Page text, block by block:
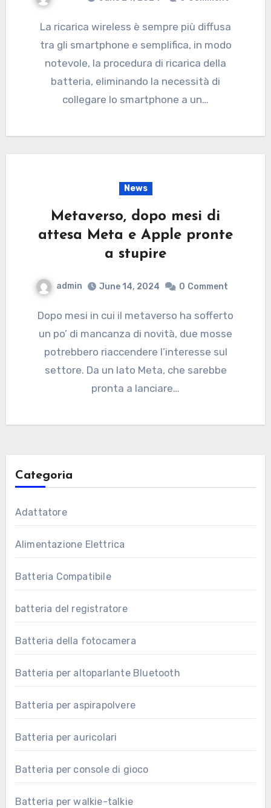
La ricarica wireless è sempre più diffusa
tra gli smartphone e semplifica, in modo
notevole, la procedura di ricarica della
batteria, eliminando la necessità di
collegare lo smartphone a un…
News
Metaverso, dopo mesi di
attesa Meta e Apple pronte
a stupire
admin June 14, 2024 0 Comment
Dopo mesi in cui il metaverso ha sofferto
un po’ di mancanza di novità, due mosse
potrebbero riaccendere l’interesse sul
settore. Da un lato Meta, che sarebbe
pronta a lanciare…
Categoria
Adattatore
Alimentazione Elettrica
Batteria Compatibile
batteria del registratore
Batteria della fotocamera
Batteria per altoparlante Bluetooth
Batteria per aspirapolvere
Batteria per auricolari
Batteria per console di gioco
Batteria per walkie-talkie